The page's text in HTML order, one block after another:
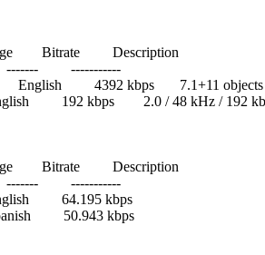
Description
-----------
4392 kbps 7.1+11 objects / 48
192 kbps 2.0 / 48 kHz / 192
Description
-----------
English 64.195 kbps
Spanish 50.943 kbps